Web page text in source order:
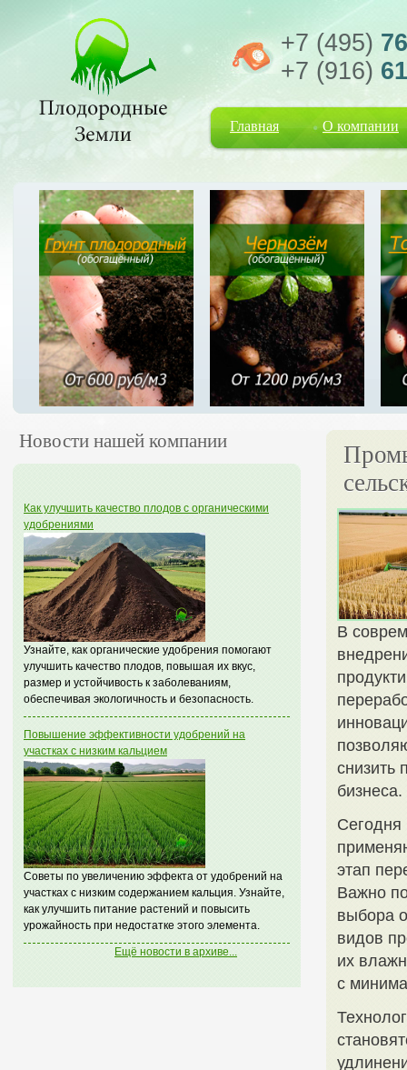
+7 (495)
+7 (916)
Главная О компании
Новости нашей компании
Как улучшить качество плодов с органическими
удобрениями
Узнайте, как органические удобрения помогают
улучшить качество плодов, повышая их вкус,
размер и устойчивость к заболеваниям,
обеспечивая экологичность и безопасность.
Повышение эффективности удобрений на
участках с низким кальцием
Советы по увеличению эффекта от удобрений на
участках с низким содержанием кальция. Узнайте,
как улучшить питание растений и повысить
урожайность при недостатке этого элемента.
Ещё новости в архиве...
В
снизить
бизнеса.
Сегодня
этап
Важно
выбора
видов
их
с